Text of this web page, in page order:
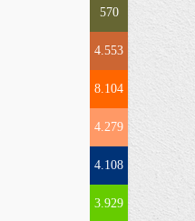
570
4.553
8.104
4.279
4.108
3.929